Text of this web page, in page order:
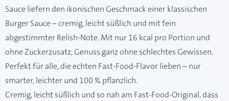
Sauce liefern den ikonischen Geschmack einer klassischen
Burger Sauce – cremig, leicht süßlich und mit fein
abgestimmter Relish-Note. Mit nur 16 kcal pro Portion und
ohne Zuckerzusatz, Genuss ganz ohne schlechtes Gewissen.
Perfekt für alle, die echten Fast-Food-Flavor lieben – nur
smarter, leichter und 100 % pflanzlich.
Cremig, leicht süßlich und so nah am Fast-Food-Original, dass